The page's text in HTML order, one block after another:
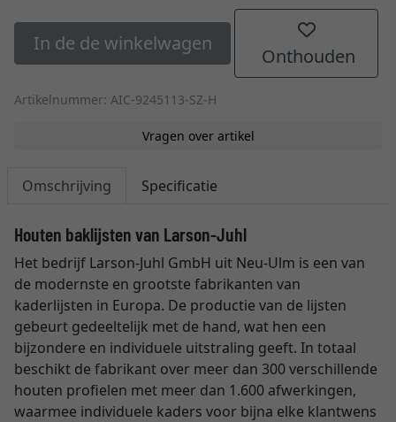
In de de winkelwagen
Onthouden
Artikelnummer: AIC-9245113-SZ-H
Vragen over artikel
Omschrijving Specificatie
Houten baklijsten van Larson-Juhl
Het bedrijf Larson-Juhl GmbH uit Neu-Ulm is een van
de modernste en grootste fabrikanten van
kaderlijsten in Europa. De productie van de lijsten
gebeurt gedeeltelijk met de hand, wat hen een
bijzondere en individuele uitstraling geeft. In totaal
beschikt de fabrikant over meer dan 300 verschillende
houten profielen met meer dan 1.600 afwerkingen,
waarmee individuele kaders voor bijna elke klantwens